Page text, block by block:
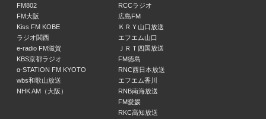
16:30 ～ 17:00
純烈・スーパー銭湯！！
純烈
17:00 ～ 17:30
健康生活インフォメーション
FM802
FM大阪
Kiss FM KOBE
ラジオ関西
e-radio FM滋賀
KBS京都ラジオ
α-STATION FM KYOTO
wbs和歌山放送
NHK AM（大阪）
RCCラジオ
広島FM
ＫＲＹ山口放送
エフエム山口
ＪＲＴ四国放送
FM徳島
RNC西日本放送
エフエム香川
RNB南海放送
FM愛媛
RKC高知放送